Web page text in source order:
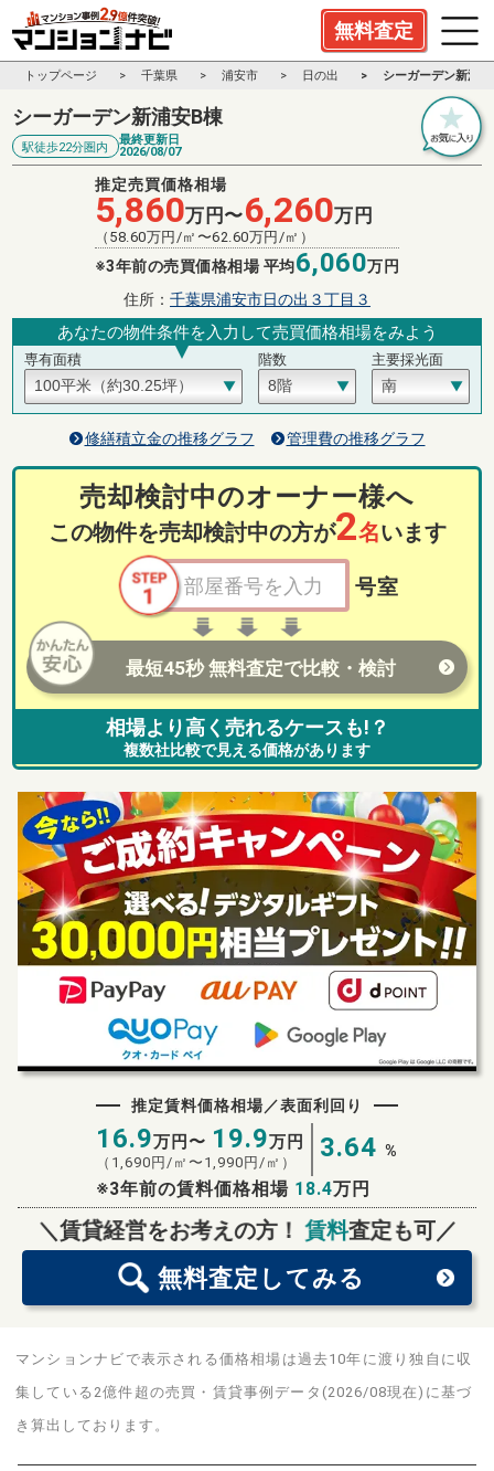
無料査定
トップページ 千葉県 浦安市 日の出 シーガーデン新浦
シーガーデン新浦安B棟
駅徒歩22分圏内
最終更新日
2026/08/07
推定売買価格相場
5,860万円〜6,260万円
（ 58.60万円/㎡〜62.60万円/㎡）
※3年前の売買価格相場 平均6,060万円
住所： 千葉県浦安市日の出３丁目３
あなたの物件条件を入力して売買価格相場をみよう
専有面積 階数 主要採光面
修繕積立金の推移グラフ 管理費の推移グラフ
売却検討中のオーナー様へ
この物件を売却検討中の方が2名います
号室
最短45秒 無料査定で比較・検討
相場より高く売れるケースも!？
複数社比較で見える価格があります
推定賃料価格相場／表面利回り
16.9万円〜 19.9万円
（ 1,690 円/㎡〜 1,990 円/㎡） 3.64 %
※3年前の賃料価格相場 18.4万円
＼賃貸経営をお考えの方！ 賃料査定も可／
無料査定 してみる
無料査定スタート！
マンションナビで表示される価格相場は過去10年に渡り独自に収
集している2億件超の売買・賃貸事例データ(2026/08現在)に基づ
き算出しております。